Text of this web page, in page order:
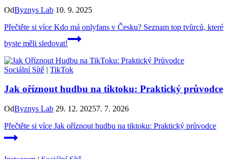
OdByznys Lab 10. 9. 2025
Přečtěte si více Kdo má onlyfans v Česku? Seznam top tvůrců, které
byste měli sledovat!
Sociální Sítě | TikTok
Jak oříznout hudbu na tiktoku: Praktický průvodce
OdByznys Lab 29. 12. 20257. 7. 2026
Přečtěte si více Jak oříznout hudbu na tiktoku: Praktický průvodce